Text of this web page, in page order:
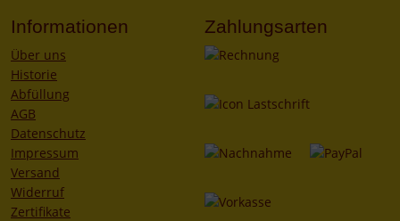
Informationen
Über uns
Historie
Abfüllung
AGB
Datenschutz
Impressum
Versand
Widerruf
Zertifikate
Zahlungsarten